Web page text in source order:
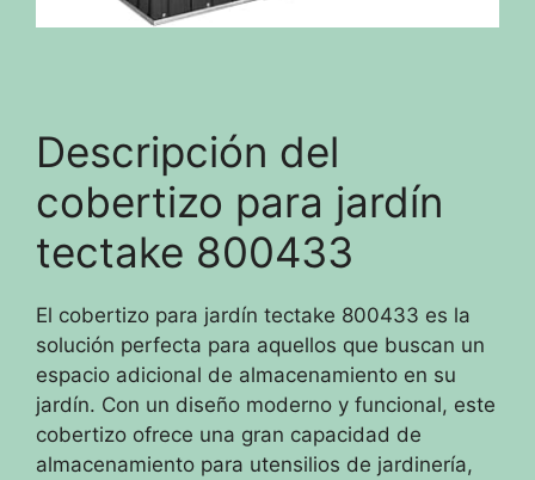
Descripción del
cobertizo para jardín
tectake 800433
El cobertizo para jardín tectake 800433 es la
solución perfecta para aquellos que buscan un
espacio adicional de almacenamiento en su
jardín. Con un diseño moderno y funcional, este
cobertizo ofrece una gran capacidad de
almacenamiento para utensilios de jardinería,